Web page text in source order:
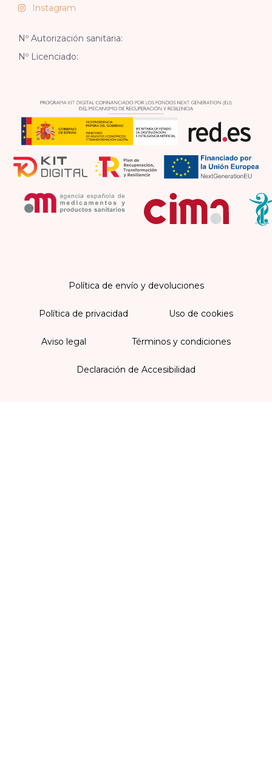
Instagram
Nº Autorización sanitaria:
Nº Licenciado:
Política de envío y devoluciones
Política de privacidad Uso de cookies
Aviso legal Términos y condiciones
Declaración de Accesibilidad